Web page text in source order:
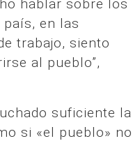
hablar sobre los
en las
trabajo, siento
al pueblo”,
suficiente la
si «el pueblo» no